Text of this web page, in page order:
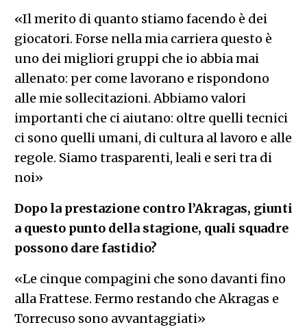
«Il merito di quanto stiamo facendo è dei
giocatori. Forse nella mia carriera questo è
uno dei migliori gruppi che io abbia mai
allenato: per come lavorano e rispondono
alle mie sollecitazioni. Abbiamo valori
importanti che ci aiutano: oltre quelli tecnici
ci sono quelli umani, di cultura al lavoro e alle
regole. Siamo trasparenti, leali e seri tra di
noi»
Dopo la prestazione contro l’Akragas, giunti
a questo punto della stagione, quali squadre
possono dare fastidio?
«Le cinque compagini che sono davanti fino
alla Frattese. Fermo restando che Akragas e
Torrecuso sono avvantaggiati»